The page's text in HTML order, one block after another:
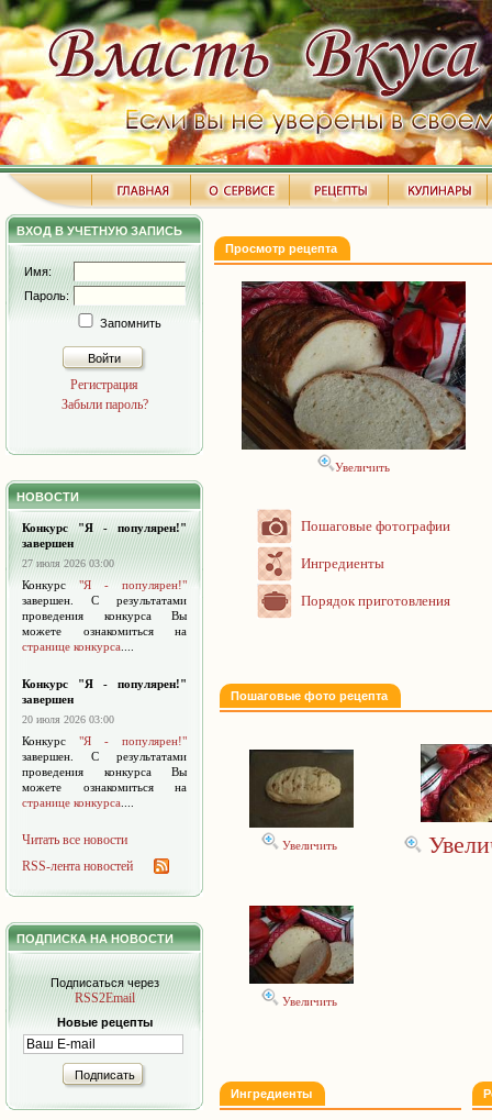
ВХОД В УЧЕТНУЮ ЗАПИСЬ
Имя:
Пароль:
Запомнить
Войти
Регистрация
Забыли пароль?
НОВОСТИ
Конкурс "Я - популярен!"
завершен
27 июля 2026 03:00
Конкурс "Я - популярен!"
завершен. С результатами
проведения конкурса Вы
можете ознакомиться на
странице конкурса
Конкурс "Я - популярен!"
завершен
20 июля 2026 03:00
Конкурс "Я - популярен!"
завершен. С результатами
проведения конкурса Вы
можете ознакомиться на
странице конкурса
Читать все новости
RSS-лента новостей
ПОДПИСКА НА НОВОСТИ
Подписаться через
RSS2Email
Новые рецепты
Подписать
Просмотр рецепта
Увеличить
Пошаговые фотографии
Ингредиенты
Порядок приготовления
Пошаговые фото рецепта
Увеличить
Увеличить
Ингредиенты